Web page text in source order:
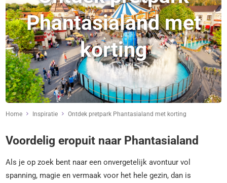
Phantasialand met
korting
Home Inspiratie Ontdek pretpark Phantasialand met korting
Voordelig eropuit naar Phantasialand
Als je op zoek bent naar een onvergetelijk avontuur vol
spanning, magie en vermaak voor het hele gezin, dan is